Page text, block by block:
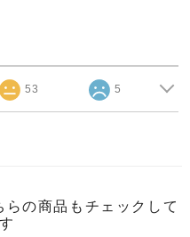
53 5
の商品もチェックして